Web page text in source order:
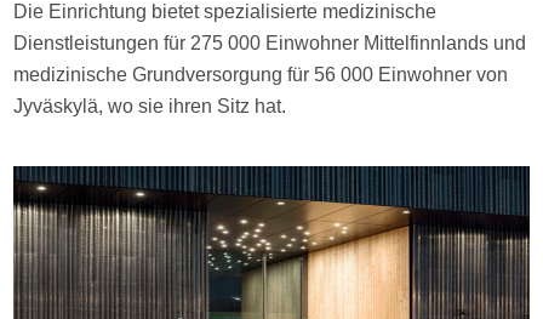
Die Einrichtung bietet spezialisierte medizinische
Dienstleistungen für 275 000 Einwohner Mittelfinnlands und
medizinische Grundversorgung für 56 000 Einwohner von
Jyväskylä, wo sie ihren Sitz hat.